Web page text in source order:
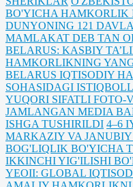
BO'YICHA HAMKORLIK
DUNYONING 121
MAMLAKAT DEB TAN
BELARUS: KASBIY
HAMKORLIKNING
BELARUS IQTISODIY
SOHASIDAGI
YUQORI SIFATLI FOTO-
JAMLANGAN MEDIA
ISHGA TUSHIRILDI 4–6
MARKAZIY VA JANUBIY
BOG'LIQLIK BO'YICHA
IKKINCHI YIG'ILISHI
YEOII: GLOBAL